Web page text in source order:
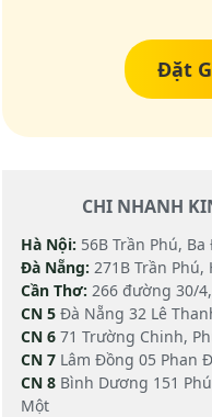
Đặt
CHI NHANH
Hà Nội: 56B Trần Phú,
Đà Nẵng: 271B Trần Phú,
Cần Thơ: 266 đường 30/
CN 5 Đà Nẵng 32 Lê
CN 6 71 Trường Chinh,
CN 7 Lâm Đồng 05 Phan
CN 8 Bình Dương 151
Một